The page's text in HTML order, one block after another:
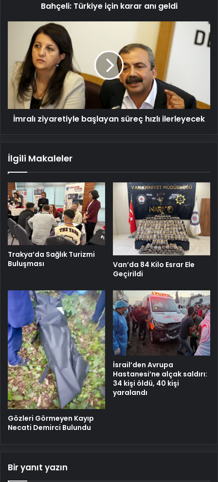
Bahçeli: Türkiye için karar anı geldi
ziyaretiyle
başlayan
süreç
hızlı
ilerleyecek
İmralı ziyaretiyle başlayan süreç hızlı ilerleyecek
İlgili Makaleler
Trakya’da Sağlık Turizmi
Buluşması
Van’da 84 Kilo Esrar Ele
Geçirildi
Gözleri Görmeyen Kayıp
Necati Demirci Bulundu
İsrail’den Avrupa
Hastanesi’ne alçak saldırı:
34 kişi öldü, 40 kişi
yaralandı
Bir yanıt yazın